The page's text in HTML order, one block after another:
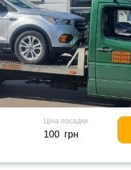
Ціна посадки
100 грн